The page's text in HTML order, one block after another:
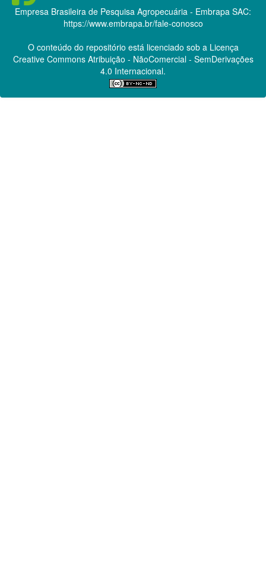
Empresa Brasileira de Pesquisa Agropecuária - Embrapa SAC:
https://www.embrapa.br/fale-conosco
O conteúdo do repositório está licenciado sob a Licença
Creative CommonsAtribuição - NãoComercial - SemDerivações
4.0 Internacional.